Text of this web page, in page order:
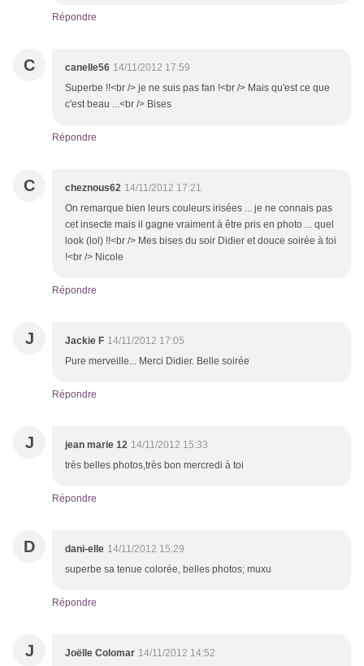
Répondre
C canelle56 14/11/2012 17:59
Superbe !!<br /> je ne suis pas fan !<br /> Mais qu'est ce que
c'est beau ...<br /> Bises
Répondre
C cheznous62 14/11/2012 17:21
On remarque bien leurs couleurs irisées ... je ne connais pas
cet insecte mais il gagne vraiment à être pris en photo ... quel
look (lol) !!<br /> Mes bises du soir Didier et douce soirée à toi
!<br /> Nicole
Répondre
J Jackie F 14/11/2012 17:05
Pure merveille... Merci Didier. Belle soirée
Répondre
J jean marie 12 14/11/2012 15:33
très belles photos,très bon mercredi à toi
Répondre
D dani-elle 14/11/2012 15:29
superbe sa tenue colorée, belles photos; muxu
Répondre
J Joëlle Colomar 14/11/2012 14:52